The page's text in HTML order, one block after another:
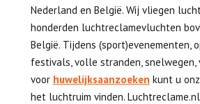
Nederland en België. Wij vliegen
honderden luchtreclamevluchten
België. Tijdens (sport)evenementen,
festivals, volle stranden, snelwegen,
voor huwelijksaanzoeken kunt u
het luchtruim vinden.